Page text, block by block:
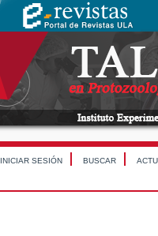
INICIAR SESIÓN BUSCAR